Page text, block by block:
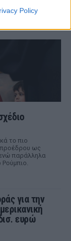
Policyχώροι
το πιο
ως
παράλληλα
Ρούμπιο.
για την
ευρώ